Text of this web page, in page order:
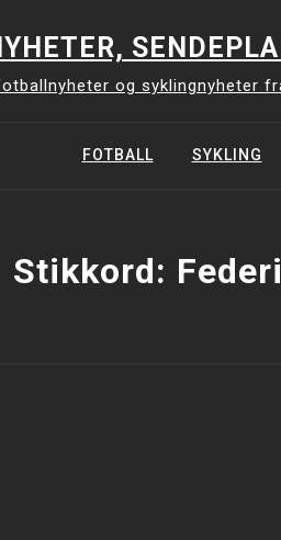
og syklingnyheter
FOTBALL SYKLING
Stikkord: